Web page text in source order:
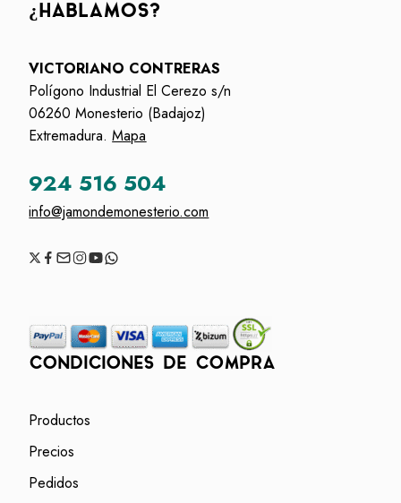
¿HABLAMOS?
VICTORIANO CONTRERAS
Polígono Industrial El Cerezo s/n
06260 Monesterio (Badajoz)
Extremadura.Mapa
924 516 504
info@jamondemonesterio.com
CONDICIONES DE COMPRA
Productos
Precios
Pedidos